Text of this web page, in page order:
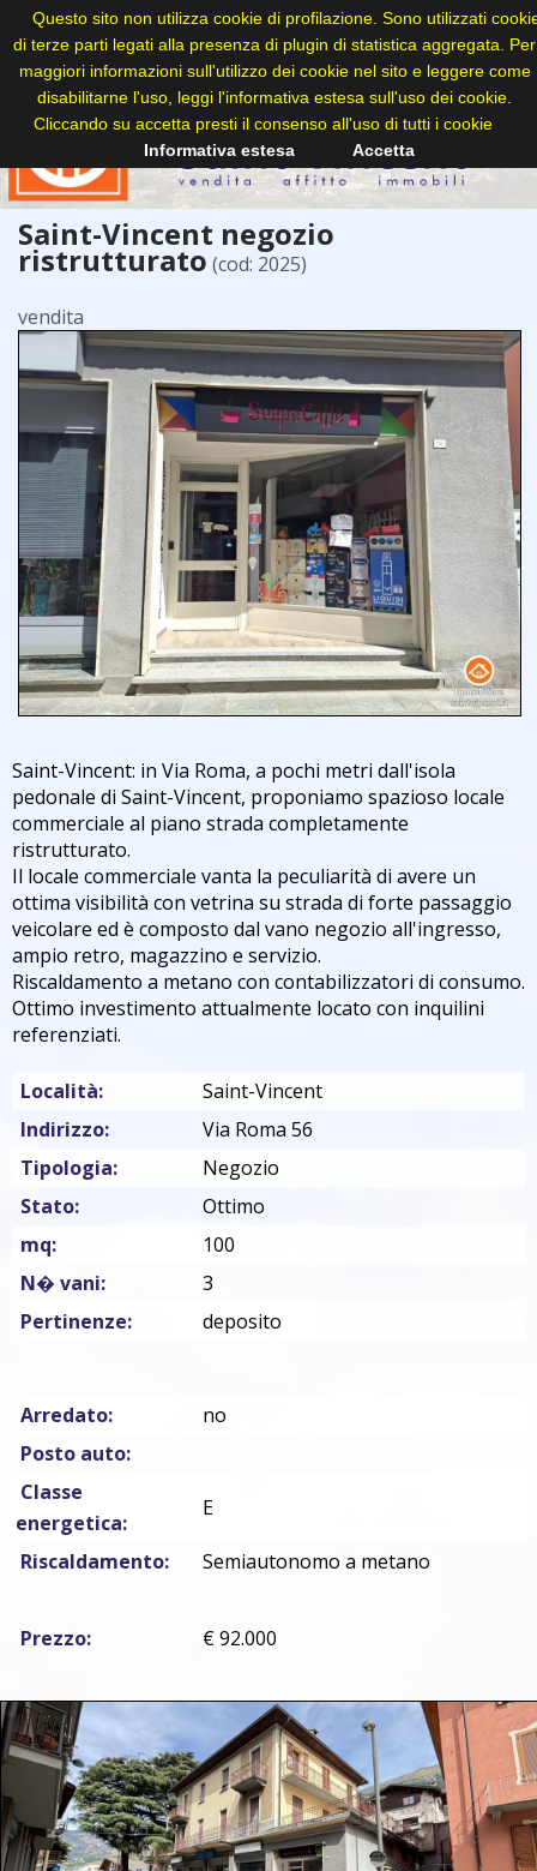
Saint-Vincent negozio
ristrutturato (cod: 2025)
vendita
Saint-Vincent: in Via Roma, a pochi metri dall'isola
pedonale di Saint-Vincent, proponiamo spazioso locale
commerciale al piano strada completamente
ristrutturato.
Il locale commerciale vanta la peculiarità di avere un
ottima visibilità con vetrina su strada di forte passaggio
veicolare ed è composto dal vano negozio all'ingresso,
ampio retro, magazzino e servizio.
Riscaldamento a metano con contabilizzatori di consumo.
Ottimo investimento attualmente locato con inquilini
referenziati.
Località:
Saint-Vincent
Indirizzo:
Via Roma 56
Tipologia:
Negozio
Stato:
Ottimo
mq:
100
N� vani:
3
Pertinenze:
deposito
Arredato:
no
Posto auto:
Classe
energetica:
E
Riscaldamento: Semiautonomo a metano
Prezzo: € 92.000
Questo sito non utilizza cookie di profilazione. Sono utilizzati
di terze parti legati alla presenza di plugin di statistica aggregata. Per
maggiori informazioni sull'utilizzo dei cookie nel sito e leggere come
disabilitarne l'uso, leggi l'informativa estesa sull'uso dei cookie.
Cliccando su accetta presti il consenso all'uso di tutti i cookie
Informativa estesa
Accetta